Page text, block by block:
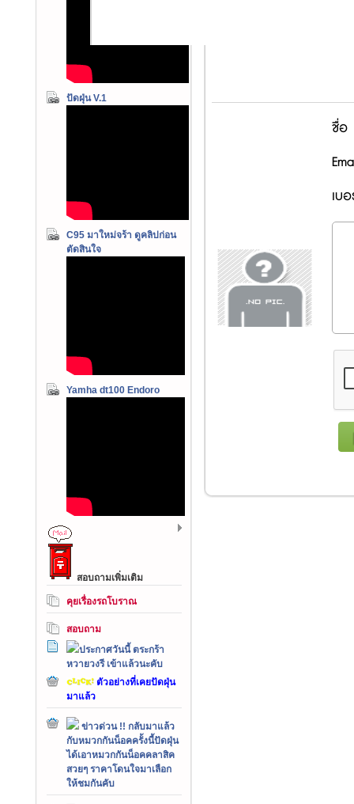
ปัดฝุ่น V.1
C95 มาใหม่จร้า ดูคลิปก่อน
ตัดสินใจ
Yamha dt100 Endoro
สอบถามเพิ่มเติม
คุยเรื่องรถโบราณ
สอบถาม
ประกาศวันนี้ ตระกร้า
หวายวงรี เข้าแล้วนะคับ
ตัวอย่างที่เคยปัดฝุ่น
มาแล้ว
ข่าวด่วน !! กลับมาแล้ว
กับหมวกกันน็อคครั้งนี้ปัดฝุ่น
ได้เอาหมวกกันน็อคคลาสิค
สวยๆ ราคาโดนใจมาเลือก
ให้ชมกันคับ
ชื่อ
เบ